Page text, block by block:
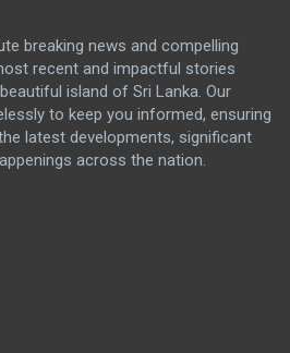
breaking news and compelling
recent and impactful stories
island of Sri Lanka. Our
to keep you informed, ensuring
latest developments, significant
across the nation.